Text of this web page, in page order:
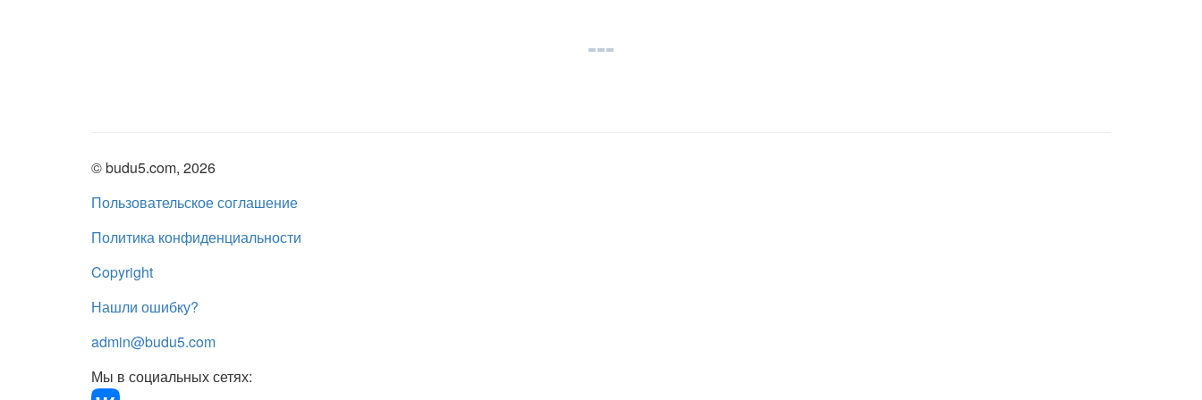
© budu5.com, 2026
Пользовательское соглашение
Политика конфиденциальности
Copyright
Нашли ошибку?
admin@budu5.com
Мы в социальных сетях: